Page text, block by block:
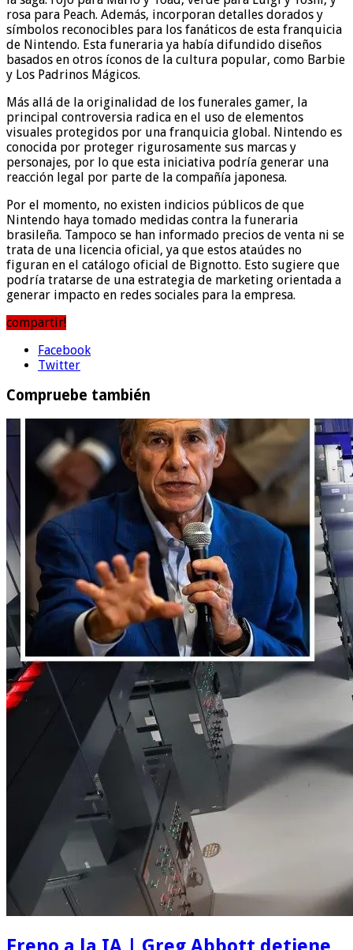
rosa para Peach. Además, incorporan detalles dorados y
símbolos reconocibles para los fanáticos de esta franquicia
de Nintendo. Esta funeraria ya había difundido diseños
basados en otros íconos de la cultura popular, como Barbie
y Los Padrinos Mágicos.
Más allá de la originalidad de los funerales gamer, la
principal controversia radica en el uso de elementos
visuales protegidos por una franquicia global. Nintendo es
conocida por proteger rigurosamente sus marcas y
personajes, por lo que esta iniciativa podría generar una
reacción legal por parte de la compañía japonesa.
Por el momento, no existen indicios públicos de que
Nintendo haya tomado medidas contra la funeraria
brasileña. Tampoco se han informado precios de venta ni se
trata de una licencia oficial, ya que estos ataúdes no
figuran en el catálogo oficial de Bignotto. Esto sugiere que
podría tratarse de una estrategia de marketing orientada a
generar impacto en redes sociales para la empresa.
compartir!
Facebook
Twitter
Compruebe también